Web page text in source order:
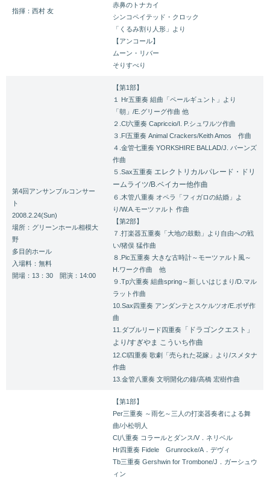
指揮：西村 友
赤鼻のトナカイ
シンコペイテッド・クロック
「くるみ割り人形」より
【アンコール】
ムーン・リバー
そりすべり
第4回アンサンブルコンサー
ト
2008.2.24(Sun)
場所：グリーンホール相模大
野
多目的ホール
入場料：無料
開場：13：30 開演：14:00
【第1部】
１ Hr五重奏 組曲「ペールギュント」より
「朝」/E.グリーグ作曲 他
２.Cl六重奏 Capriccio/I. P.シュワルツ作曲
３.Fl五重奏 Animal Crackers/Keith Amos 作曲
４.金管七重奏 YORKSHIRE BALLAD/J. バーンズ
作曲
５.Sax五重奏 エレクトリカルパレード・ドリ
ームライツ/B.ベイカー他作曲
６.木管八重奏 オペラ「フィガロの結婚」よ
り/W.A.モーツァルト 作曲
【第2部】
７.打楽器五重奏「大地の鼓動」より自由への戦
い/猪俣 猛作曲
８.Pic五重奏 大きな古時計～モーツァルト風～
H.ワーク作曲 他
９.Tp六重奏 組曲spring～新しいはじまり/D.マル
ラット作曲
10.Sax四重奏 アンダンテとスケルツオ/E.ボザ作
曲
11.ダブルリード四重奏
「ドラゴンクエスト」
より/すぎやま こういち作曲
12.Cl四重奏 歌劇「売られた花嫁」より/スメタナ
作曲
13.金管八重奏 文明開化の鐘/高橋 宏樹作曲
【第1部】
Per三重奏 ～雨乞～三人の打楽器奏者による舞
曲/小松明人
Cl八重奏 コラールとダンス/V．ネリベル
Hr四重奏 Fidele Grunrocke/A．デヴィ
Tb三重奏 Gershwin for Trombone/J．ガーシュウ
ィン